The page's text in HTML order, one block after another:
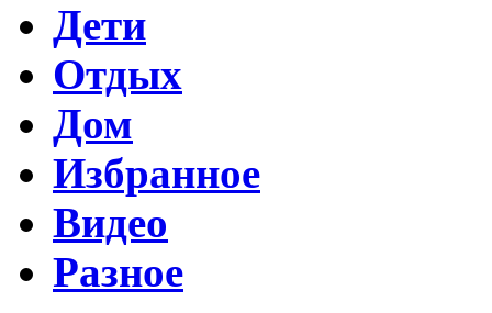
Дети
Отдых
Дом
Избранное
Видео
Разное